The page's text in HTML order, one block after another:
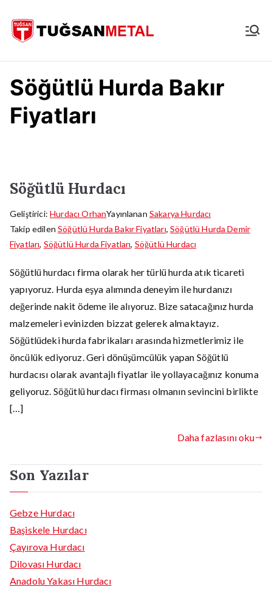
geç
Hurdacı
Söğütlü Hurda Bakır
Fiyatları
Söğütlü Hurdacı
Geliştirici:Hurdacı OrhanYayınlanan Sakarya Hurdacı
Takip edilenSöğütlü Hurda Bakır Fiyatları,Söğütlü Hurda Demir
Fiyatları, Söğütlü Hurda Fiyatları, Söğütlü Hurdacı
Söğütlü hurdacı firma olarak her türlü hurda atık ticareti
yapıyoruz. Hurda eşya alımında deneyim ile hurdanızı
değerinde nakit ödeme ile alıyoruz. Bize satacağınız hurda
malzemeleri evinizden bizzat gelerek almaktayız.
Söğütlüdeki hurda fabrikaları arasında hizmetlerimiz ile
öncülük ediyoruz. Geri dönüşümcülük yapan Söğütlü
hurdacısı olarak avantajlı fiyatlar ile yollayacağınız konuma
geliyoruz. Söğütlü hurdacı firması olmanın sevincini birlikte
[…]
Daha fazlasını oku
Son Yazılar
Gebze Hurdacı
Başiskele Hurdacı
Çayırova Hurdacı
Dilovası Hurdacı
Anadolu Yakası Hurdacı